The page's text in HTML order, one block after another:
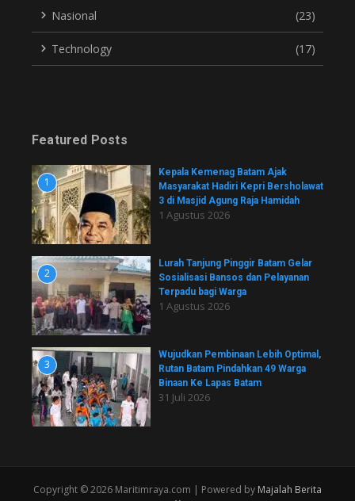
Nasional (23)
Technology (17)
Featured Posts
1
Kepala Kemenag Batam Ajak
Masyarakat Hadiri Kepri Bersholawat
3 di Masjid Agung Raja Hamidah
1 Agustus 2026
2
Lurah Tanjung Pinggir Batam Gelar
Sosialisasi Bansos dan Pelayanan
Terpadu bagi Warga
1 Agustus 2026
3
Wujudkan Pembinaan Lebih Optimal,
Rutan Batam Pindahkan 49 Warga
Binaan Ke Lapas Batam
31 Juli 2026
Copyright © 2026 Maritimraya.com | Powered by Majalah Berita